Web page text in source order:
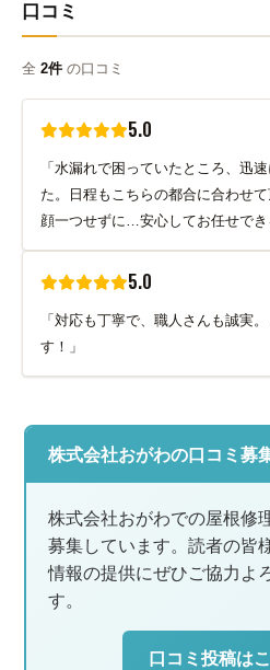
口コミ
全 2件 の口コミ
5.0
「水漏れで困っていたところ、迅
た。日程もこちらの都合に合わせ
顔一つせずに…安心してお任せでき
5.0
「対応も丁寧で、職人さんも誠実
す！」
株式会社おがわの口コミ募
株式会社おがわでの屋根修
募集しています。読者の皆
情報の提供にぜひご協力よ
す。
口コミ投稿は